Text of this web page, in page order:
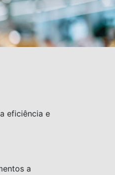
eficiência e
a